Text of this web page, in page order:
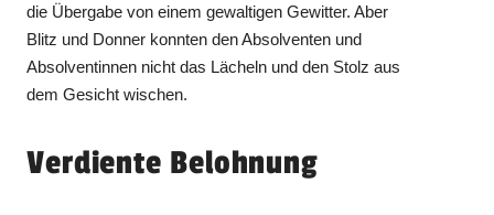
die Übergabe von einem gewaltigen Gewitter. Aber
Blitz und Donner konnten den Absolventen und
Absolventinnen nicht das Lächeln und den Stolz aus
dem Gesicht wischen.
Verdiente Belohnung